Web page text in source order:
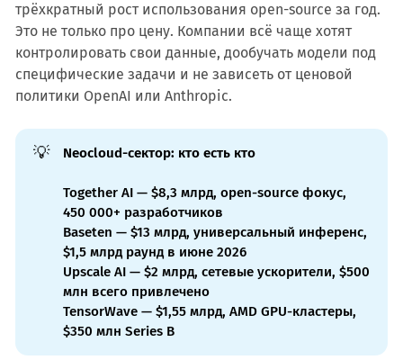
трёхкратный рост использования open-source за год.
Это не только про цену. Компании всё чаще хотят
контролировать свои данные, дообучать модели под
специфические задачи и не зависеть от ценовой
политики OpenAI или Anthropic.
💡 Neocloud-сектор: кто есть кто
Together AI — $8,3 млрд, open-source фокус,
450 000+ разработчиков
Baseten — $13 млрд, универсальный инференс,
$1,5 млрд раунд в июне 2026
Upscale AI — $2 млрд, сетевые ускорители, $500
млн всего привлечено
TensorWave — $1,55 млрд, AMD GPU-кластеры,
$350 млн Series B